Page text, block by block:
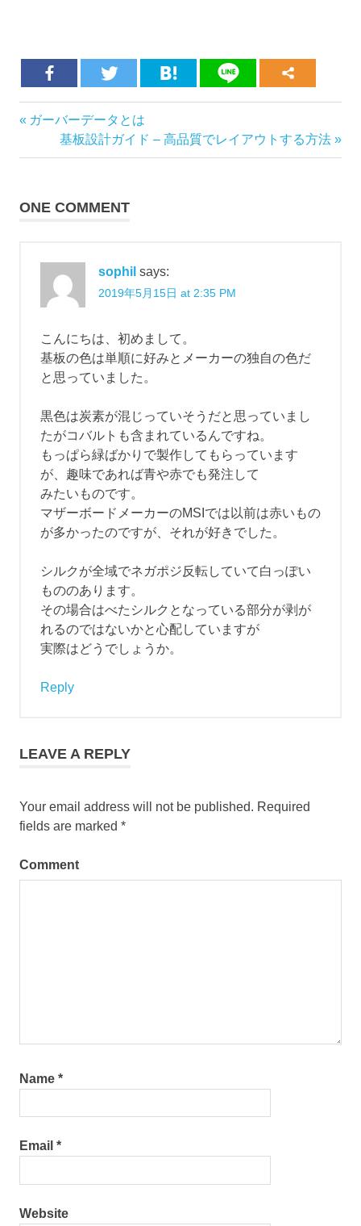
ソ
ル
ト
Post
navigation
Previous
ガーバーデータとは
Next
Post:
基板設計ガイド – 高品質でレイアウトする方法
ONE COMMENT
sophil says:
2019年5月15日 at 2:35 PM
こんにちは、初めまして。
基板の色は単順に好みとメーカーの独自の色だ
と思っていました。
黒色は炭素が混じっていそうだと思っていまし
たがコバルトも含まれているんですね。
もっぱら緑ばかりで製作してもらっています
が、趣味であれば青や赤でも発注して
みたいものです。
マザーボードメーカーのMSIでは以前は赤いもの
が多かったのですが、それが好きでした。
シルクが全域でネガポジ反転していて白っぽい
もののあります。
その場合はべたシルクとなっている部分が剥が
れるのではないかと心配していますが
実際はどうでしょうか。
Reply
LEAVE A REPLY
Your email address will not be published. Required
fields are marked *
Comment
Name *
Email *
Website